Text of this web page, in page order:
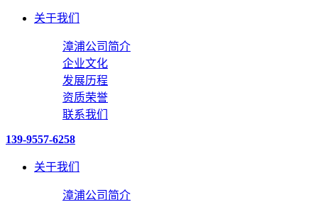
关于我们
漳浦公司简介
企业文化
发展历程
资质荣誉
联系我们
139-9557-6258
关于我们
漳浦公司简介